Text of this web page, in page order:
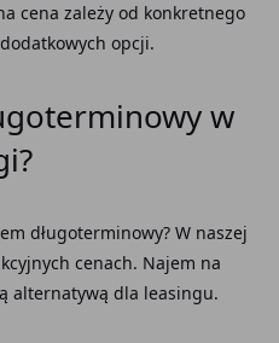
cena zależy od konkretnego
opcji.
w
długoterminowy? W naszej
cenach. Najem na
alternatywą dla leasingu.